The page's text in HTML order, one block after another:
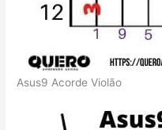
Asus9 Acorde Violão